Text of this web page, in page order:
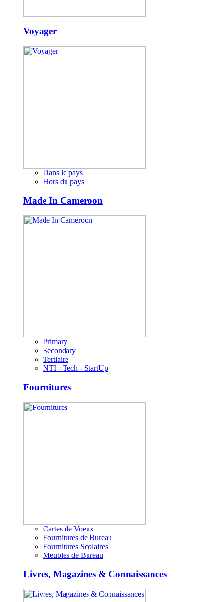
Voyager
Dans le pays
Hors du pays
Made In Cameroon
Primary
Secondary
Tertiaire
NTI - Tech - StartUp
Fournitures
Cartes de Voeux
Fournitures de Bureau
Fournitures Scolaires
Meubles de Bureau
Livres, Magazines & Connaissances